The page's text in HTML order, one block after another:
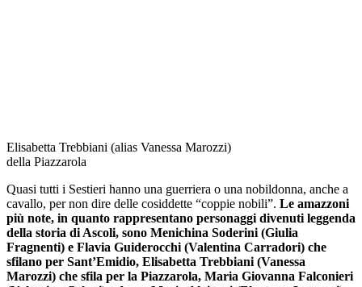
Elisabetta Trebbiani (alias Vanessa Marozzi)
della Piazzarola
Quasi tutti i Sestieri hanno una guerriera o una nobildonna, anche a
cavallo, per non dire delle cosiddette “coppie nobili”. Le amazzoni
più note, in quanto rappresentano personaggi divenuti leggenda
della storia di Ascoli, sono Menichina Soderini (Giulia
Fragnenti) e Flavia Guiderocchi (Valentina Carradori) che
sfilano per Sant’Emidio, Elisabetta Trebbiani (Vanessa
Marozzi) che sfila per la Piazzarola, Maria Giovanna Falconieri